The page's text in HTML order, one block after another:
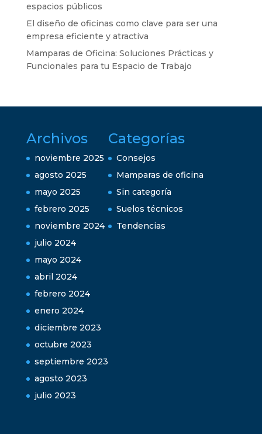
espacios públicos
El diseño de oficinas como clave para ser una
empresa eficiente y atractiva
Mamparas de Oficina: Soluciones Prácticas y
Funcionales para tu Espacio de Trabajo
Archivos
noviembre 2025
agosto 2025
mayo 2025
febrero 2025
noviembre 2024
julio 2024
mayo 2024
abril 2024
febrero 2024
enero 2024
diciembre 2023
octubre 2023
septiembre 2023
agosto 2023
julio 2023
Categorías
Consejos
Mamparas de oficina
Sin categoría
Suelos técnicos
Tendencias